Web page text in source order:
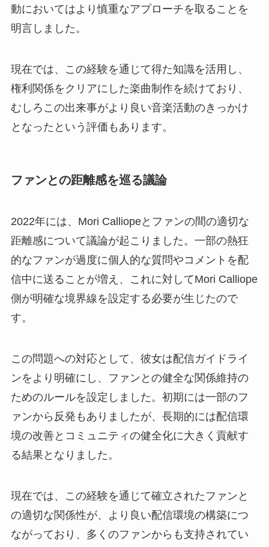
動においてはより慎重なアプローチを取ることを
明言しました。
現在では、この経験を通じて得た知識を活用し、
権利関係をクリアにした楽曲制作を続けており、
むしろこの出来事がより良い音楽活動のきっかけ
となったという評価もあります。
ファンとの距離感を巡る議論
2022年には、Mori Calliopeとファンの間の適切な
距離感について議論が起こりました。一部の熱狂
的なファンが過度に個人的な質問やコメントを配
信中に送ることが増え、これに対してMori Calliope
側が明確な境界線を設定する必要が生じたので
す。
この問題への対応として、彼女は配信ガイドライ
ンをより明確にし、ファンとの健全な関係維持の
ためのルールを設定しました。初期には一部のフ
ァンから反発もありましたが、長期的には配信環
境の改善とコミュニティの健全化に大きく貢献す
る結果となりました。
現在では、この経験を通じて確立されたファンと
の適切な関係性が、より良い配信環境の構築につ
ながっており、多くのファンからも支持されてい